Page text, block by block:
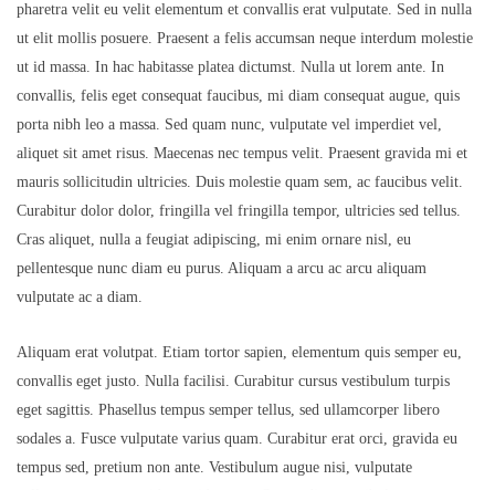
pharetra velit eu velit elementum et convallis erat vulputate. Sed in nulla
ut elit mollis posuere. Praesent a felis accumsan neque interdum molestie
ut id massa. In hac habitasse platea dictumst. Nulla ut lorem ante. In
convallis, felis eget consequat faucibus, mi diam consequat augue, quis
porta nibh leo a massa. Sed quam nunc, vulputate vel imperdiet vel,
aliquet sit amet risus. Maecenas nec tempus velit. Praesent gravida mi et
mauris sollicitudin ultricies. Duis molestie quam sem, ac faucibus velit.
Curabitur dolor dolor, fringilla vel fringilla tempor, ultricies sed tellus.
Cras aliquet, nulla a feugiat adipiscing, mi enim ornare nisl, eu
pellentesque nunc diam eu purus. Aliquam a arcu ac arcu aliquam
vulputate ac a diam.
Aliquam erat volutpat. Etiam tortor sapien, elementum quis semper eu,
convallis eget justo. Nulla facilisi. Curabitur cursus vestibulum turpis
eget sagittis. Phasellus tempus semper tellus, sed ullamcorper libero
sodales a. Fusce vulputate varius quam. Curabitur erat orci, gravida eu
tempus sed, pretium non ante. Vestibulum augue nisi, vulputate